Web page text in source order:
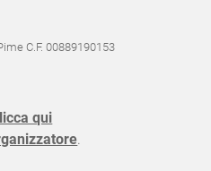
C.F. 00889190153
qui